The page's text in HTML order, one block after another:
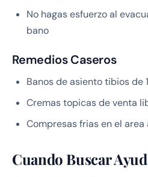
No hagas esfuerzo al
bano
Remedios Caseros
Banos de asiento tibios de
Cremas topicas de venta
Compresas frias en el
Cuando Buscar